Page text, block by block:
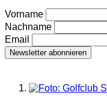
Vorname
Nachname
Email